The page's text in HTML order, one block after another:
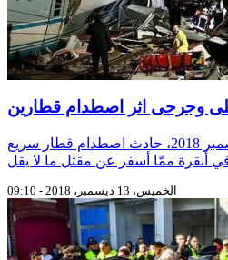
وجرحى اثر اصطدام قطارين
جدّ فجر اليوم الخميس 13 ديسمبر 2018، حادث اصطدام قطار سريع
الخميس، 13 ديسمبر، 2018 - 09:10